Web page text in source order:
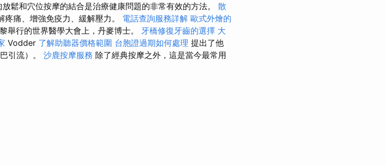
鬆和穴位按摩的結合是治療健康問題的非常有效的方法。 散
疼痛、增強免疫力、緩解壓力。 電話查詢服務詳解 歐式外燴的
舉行的世界醫學大會上，丹麥博士。 牙橋修復牙齒的選擇 大
Vodder 了解助聽器價格範圍 台胞證過期如何處理 提出了他
引流）。 沙鹿按摩服務 除了經典按摩之外，這是當今最常用